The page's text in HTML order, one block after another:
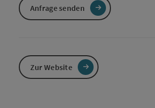
Anfrage senden
Zur Website